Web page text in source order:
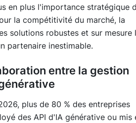
en plus l'importance stratégique
la compétitivité du marché, la
solutions robustes et sur mesure
partenaire inestimable.
entre la gestion
plus de 80 % des entreprises
des API d'IA générative ou mis